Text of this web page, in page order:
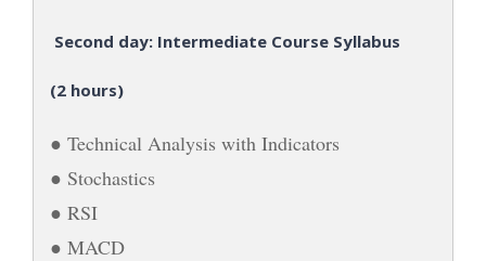
Second day: Intermediate Course Syllabus
(2 hours)
● Technical Analysis with Indicators
● Stochastics
● RSI
● MACD